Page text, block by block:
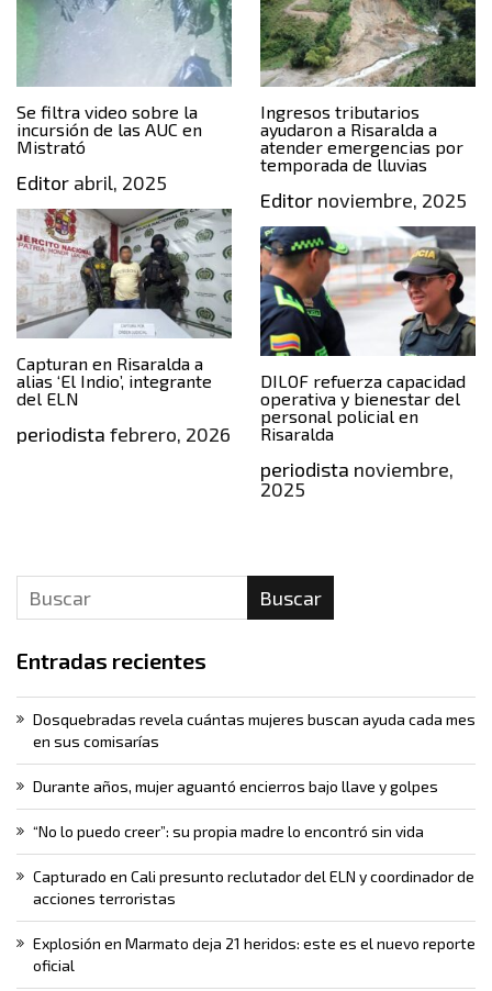
Se filtra video sobre la
incursión de las AUC en
Mistrató
Editor abril, 2025
Ingresos tributarios
ayudaron a Risaralda a
atender emergencias por
temporada de lluvias
Editornoviembre, 2025
Capturan en Risaralda a
alias ‘El Indio’, integrante
del ELN
periodista febrero, 2026
DILOF refuerza capacidad
operativa y bienestar del
personal policial en
Risaralda
periodista noviembre,
2025
Buscar
Entradas recientes
Dosquebradas revela cuántas mujeres buscan ayuda cada mes
en sus comisarías
Durante años, mujer aguantó encierros bajo llave y golpes
“No lo puedo creer”: su propia madre lo encontró sin vida
Capturado en Cali presunto reclutador del ELN y coordinador de
acciones terroristas
Explosión en Marmato deja 21 heridos: este es el nuevo reporte
oficial